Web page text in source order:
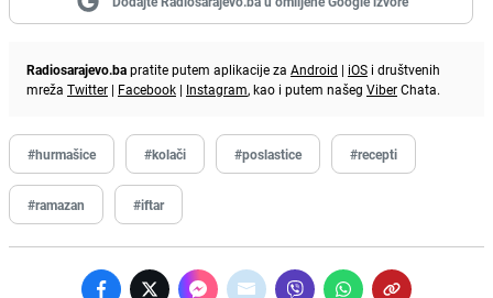
Radiosarajevo.bapratite putem aplikacije za Android | iOS i društvenih
mreža Twitter | Facebook | Instagram, kao i putem našeg ViberChata.
#hurmašice #kolači #poslastice #recepti
#ramazan #iftar